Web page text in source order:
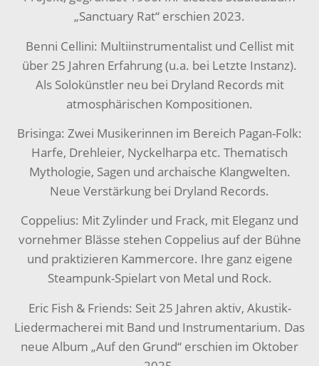
„Sanctuary Rat“ erschien 2023.
Benni Cellini: Multiinstrumentalist und Cellist mit
über 25 Jahren Erfahrung (u.a. bei Letzte Instanz).
Als Solokünstler neu bei Dryland Records mit
atmosphärischen Kompositionen.
Brisinga: Zwei Musikerinnen im Bereich Pagan-Folk:
Harfe, Drehleier, Nyckelharpa etc. Thematisch
Mythologie, Sagen und archaische Klangwelten.
Neue Verstärkung bei Dryland Records.
Coppelius: Mit Zylinder und Frack, mit Eleganz und
vornehmer Blässe stehen Coppelius auf der Bühne
und praktizieren Kammercore. Ihre ganz eigene
Steampunk-Spielart von Metal und Rock.
Eric Fish & Friends: Seit 25 Jahren aktiv, Akustik-
Liedermacherei mit Band und Instrumentarium. Das
neue Album „Auf den Grund“ erschien im Oktober